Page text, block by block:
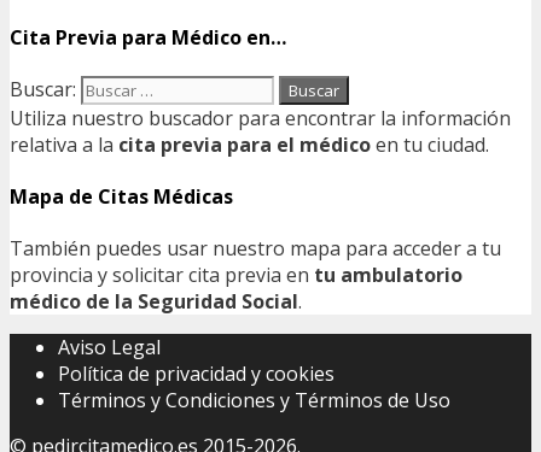
Cita Previa para Médico en…
Buscar:
Utiliza nuestro buscador para encontrar la información
relativa a la cita previa para el médicoen tu ciudad.
Mapa de Citas Médicas
También puedes usar nuestro mapa para acceder a tu
provincia y solicitar cita previa en tu ambulatorio
médico de la Seguridad Social.
Aviso Legal
Política de privacidad y cookies
Términos y Condiciones y Términos de Uso
© pedircitamedico.es 2015-2026.